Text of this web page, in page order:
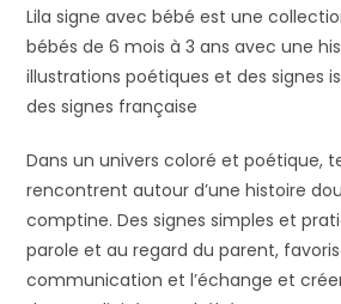
Lila signe avec bébé est une
bébés de 6 mois à 3 ans avec une
illustrations poétiques et des signes
des signes française
Dans un univers coloré et poétique,
rencontrent autour d’une histoire
comptine. Des signes simples et
parole et au regard du parent,
communication et l’échange et